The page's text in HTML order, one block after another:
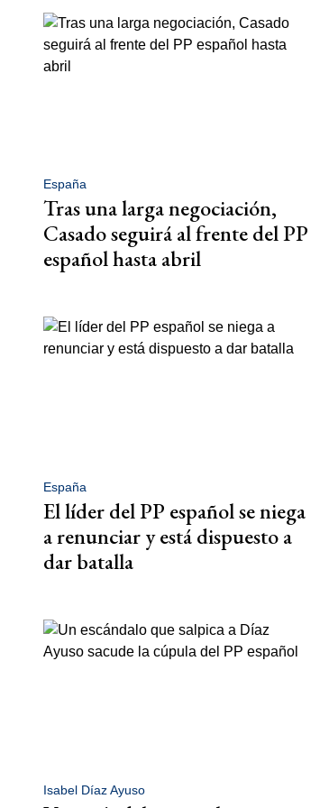
España
Tras una larga negociación,
Casado seguirá al frente del PP
español hasta abril
España
El líder del PP español se niega
a renunciar y está dispuesto a
dar batalla
Isabel Díaz Ayuso